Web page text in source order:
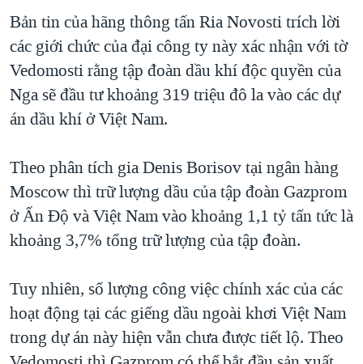
tới
"Tìm"
VẠCH TRẦN TIN GIẢ
NGƯỜI VIỆT HẢI NGOẠI
ĐỜI SỐNG
SỨC KHOẺ
VĂN HOÁ
THỂ THAO
GIÁO DỤC
CHIẾN TRANH THƯƠNG MẠI CỦA MỸ: QUÁ KHỨ VÀ HIỆN
HÀNH TRÌNH BẦU CỬ 2024
MỘT NĂM CHIẾN TRANH TẠI DẢI GAZA
GIẢI MÃ VÀNH ĐAI & CON ĐƯỜNG
TRỊNH VĨNH BÌNH - NGƯỜI HẠ 'BÊN THẮNG CUỘC'
GROUND ZERO – XƯA VÀ NAY
CHI PHÍ CHIẾN TRANH AFGHANISTAN
THƯỢNG ĐỈNH TRUMP-KIM TẠI VIỆT NAM
TRỊNH VĨNH BÌNH VS. CHÍNH PHỦ VIỆT NAM
NGƯ DÂN VIỆT VÀ LÀN SÓNG TRỘM HẢI SÂM
HỌC TIẾNG ANH
VIDEO
NGHE
MẠNG XÃ HỘI
Ngôn ngữ khác
Bản tin của hãng thông tấn Ria Novosti trích lời
các giới chức của đại công ty này xác nhận với tờ
Vedomosti rằng tập đoàn dầu khí độc quyền của
Nga sẽ đầu tư khoảng 319 triệu đô la vào các dự
án dầu khí ở Việt Nam.
Theo phân tích gia Denis Borisov tại ngân hàng
Moscow thì trữ lượng dầu của tập đoàn Gazprom
ở Ấn Độ và Việt Nam vào khoảng 1,1 tỷ tấn tức là
khoảng 3,7% tổng trữ lượng của tập đoàn.
Tuy nhiên, số lượng công việc chính xác của các
hoạt động tại các giếng dầu ngoài khơi Việt Nam
trong dự án này hiện vẫn chưa được tiết lộ. Theo